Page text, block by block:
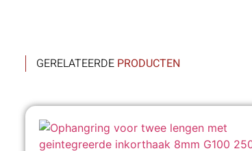
GERELATEERDE PRODUCTEN